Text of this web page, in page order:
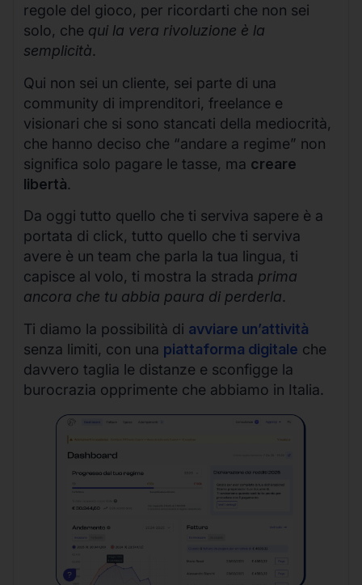
regole del gioco, per ricordarti che non sei
solo, che qui la vera rivoluzione è la
semplicità.
Qui non sei un cliente, sei parte di una
community di imprenditori, freelance e
visionari che si sono stancati della mediocrità,
che hanno deciso che “andare a regime” non
significa solo pagare le tasse, ma creare
libertà.
Da oggi tutto quello che ti serviva sapere è a
portata di click, tutto quello che ti serviva
avere è un team che parla la tua lingua, ti
capisce al volo, ti mostra la strada prima
ancora che tu abbia paura di perderla.
Ti diamo la possibilità di avviare un’attività
senza limiti, con una piattaforma digitale che
davvero taglia le distanze e sconfigge la
burocrazia opprimente che abbiamo in Italia.